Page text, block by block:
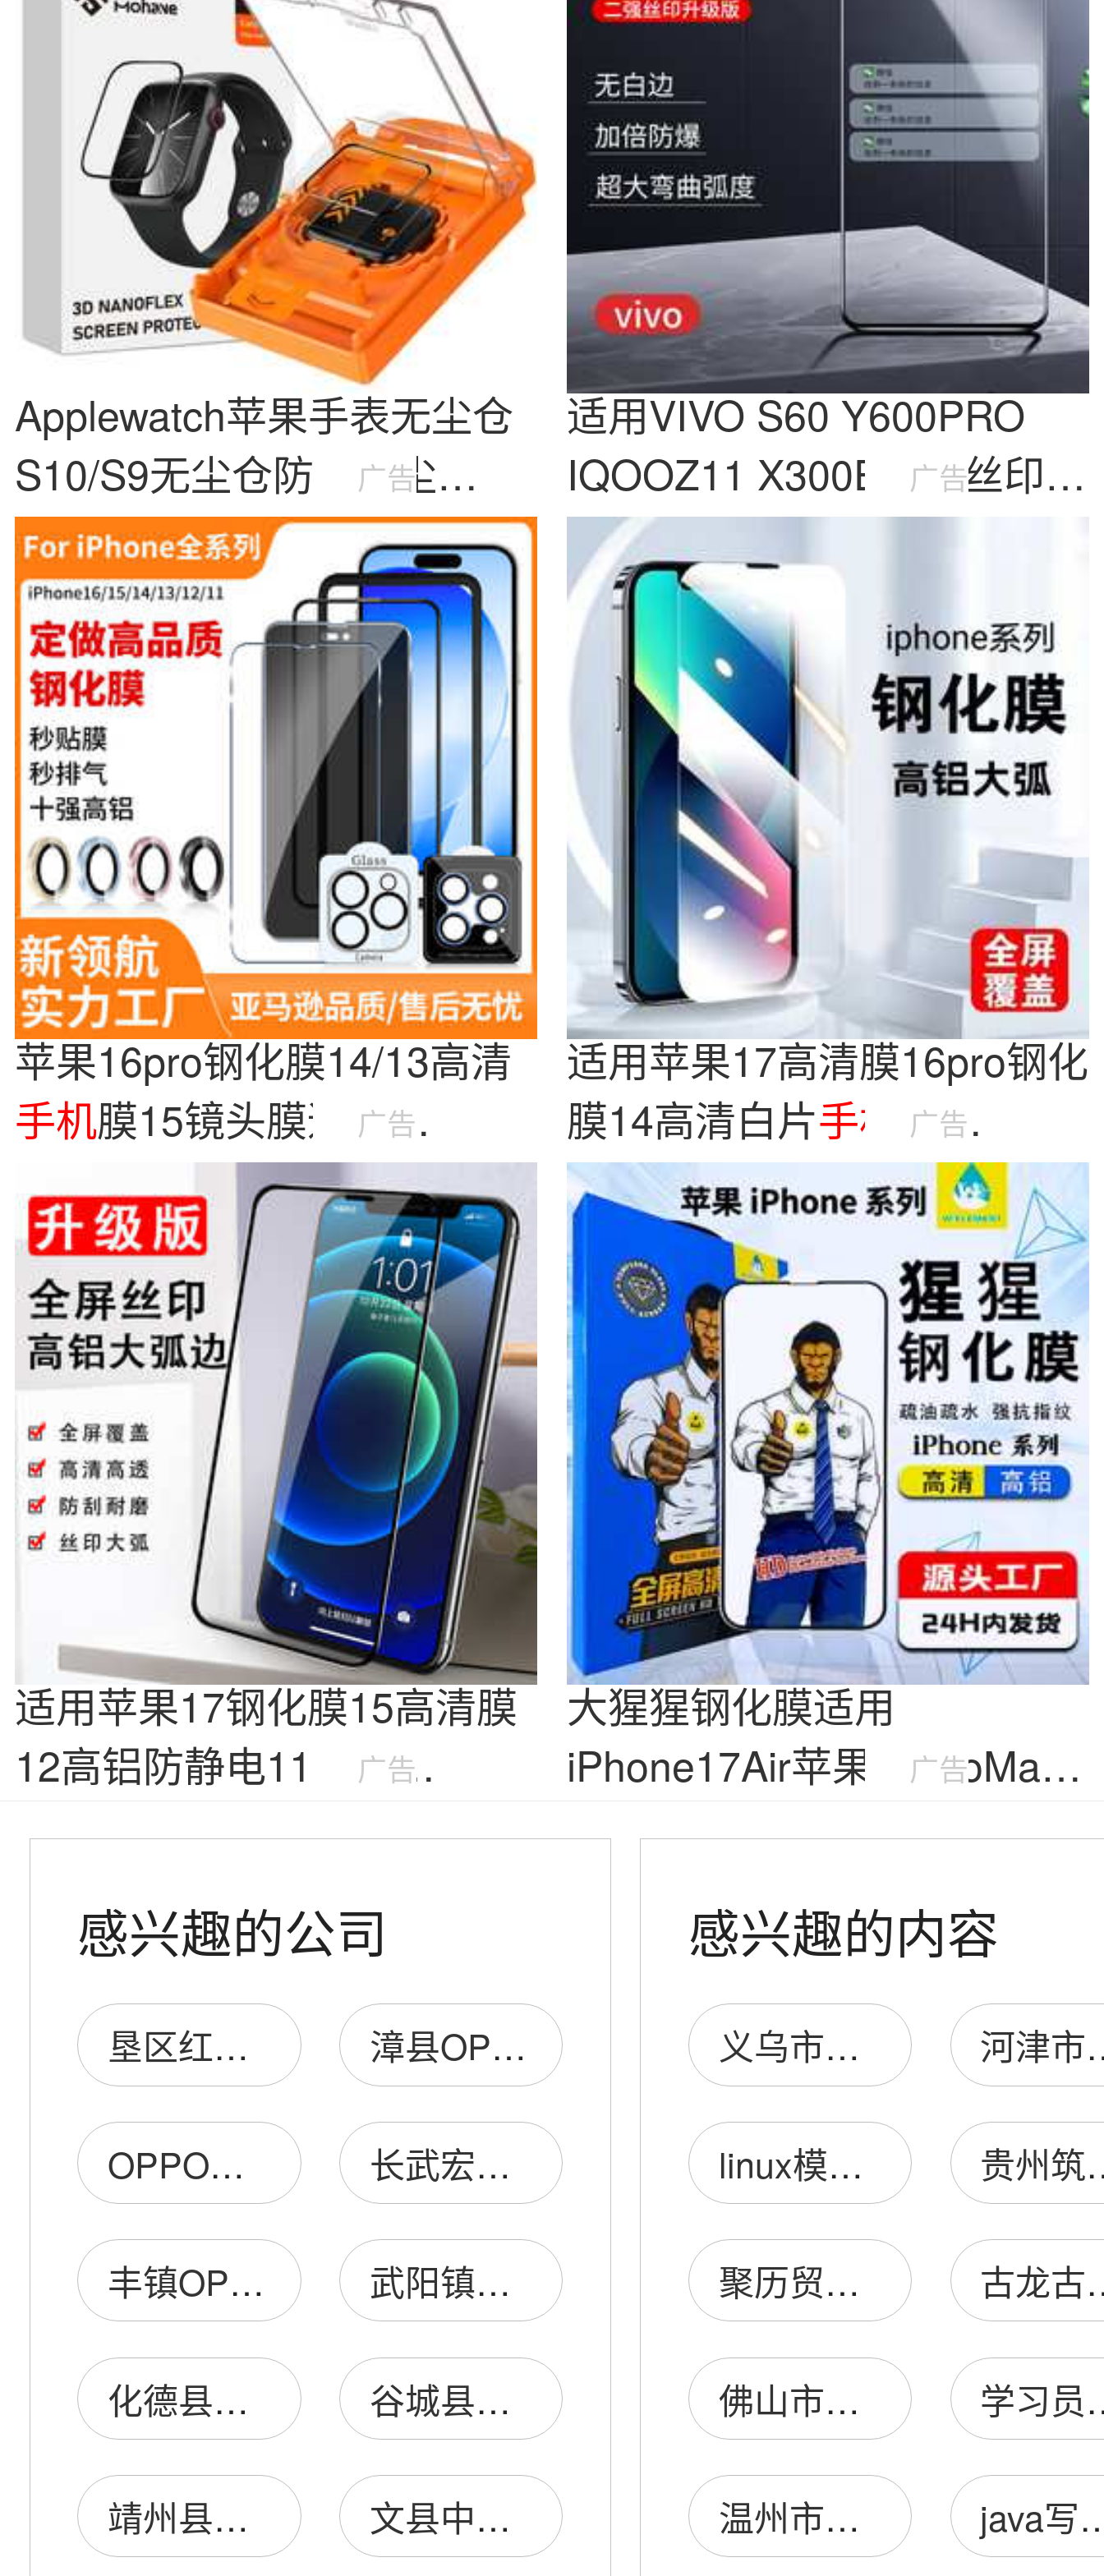
Applewatch苹果手表无尘仓
S10/S9无尘仓防摔防尘
S8/S7/11贴膜神器
广告
适用VIVO S60 Y600PRO
IQOOZ11 X300E高铝丝印高
清全屏钢化膜批发
广告
苹果16pro钢化膜14/13高清
手机膜15镜头膜适用
iPhone16 手机防窥膜
广告
适用苹果17高清膜16pro钢化
膜14高清白片手机
膜
iPhone11防窥膜13
广告
适用苹果17钢化膜15高清膜
12高铝防静电11全屏
iPhone16手机钢化膜
广告
大猩猩钢化膜适用
iPhone17Air苹果16ProMax
磨砂15防窥13玻璃贴膜
广告
感兴趣的公司
垦区红兴隆饶河农场OPPO手机春梅手机大卖场 漳县OPPO手机店
OPPO手机体验店 长武宏桂OPPO手机店
丰镇OPPO手机专卖店 武阳镇OPPO手机店
化德县OPPO手机店 谷城县OPPO手机店
靖州县OPPO手机专卖店 文县中寨oppo手机专卖店
感兴趣的内容
义乌市佛堂镇文仙袜子定型厂 河
linux模块化编程 贵州
聚历贸易(上海)有限公司 古
佛山市南海区金沙联沙金旋五金塑料厂 学
温州市鹿城区站前朱小丹服装经营部 java